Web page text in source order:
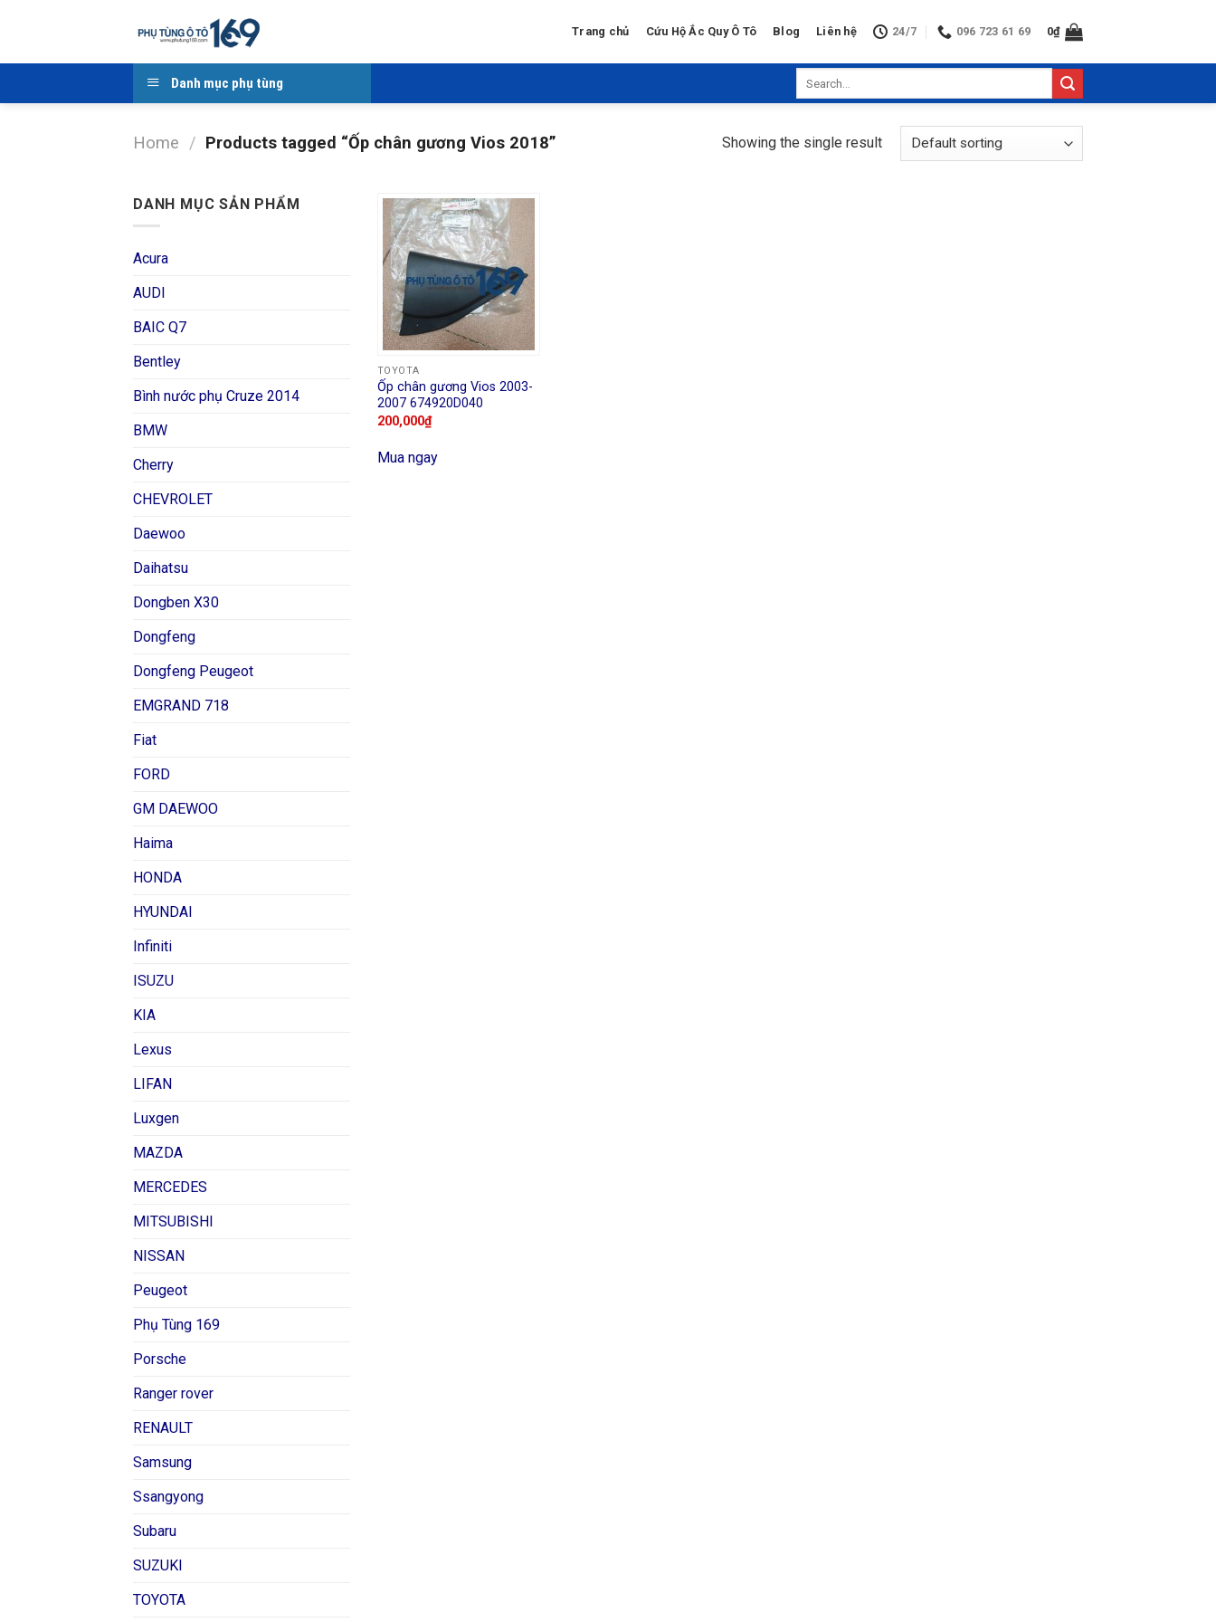
Trang chủ Cứu Hộ Ắc Quy Ô Tô Blog Liên hệ 24/7 096 723 61 69 0₫
Danh mục phụ tùng
Home / Products tagged “Ốp chân gương Vios 2018” Showing the single result
DANH MỤC SẢN PHẨM
Acura
AUDI
BAIC Q7
Bentley
Bình nước phụ Cruze 2014
BMW
Cherry
CHEVROLET
Daewoo
Daihatsu
Dongben X30
Dongfeng
Dongfeng Peugeot
EMGRAND 718
Fiat
FORD
GM DAEWOO
Haima
HONDA
HYUNDAI
Infiniti
ISUZU
KIA
Lexus
LIFAN
Luxgen
MAZDA
MERCEDES
MITSUBISHI
NISSAN
Peugeot
Phụ Tùng 169
Porsche
Ranger rover
RENAULT
Samsung
Ssangyong
Subaru
SUZUKI
TOYOTA
TOYOTA
Ốp chân gương Vios 2003-
2007 674920D040
200,000₫
Mua ngay